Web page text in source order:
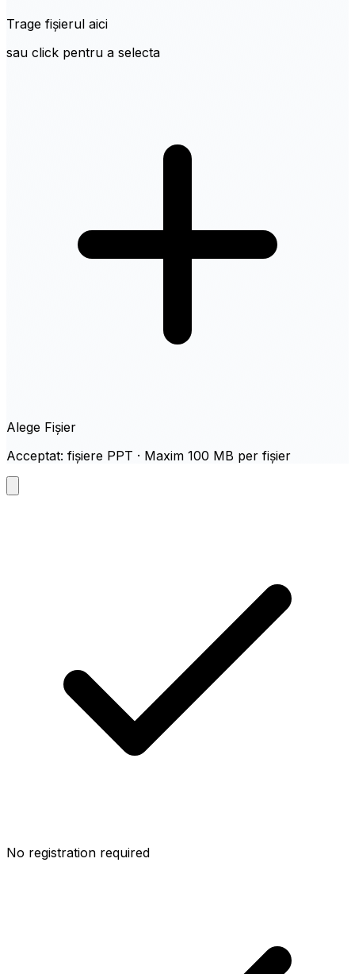
Trage fișierul aici
sau click pentru a selecta
Alege Fișier
Acceptat: fișiere PPT · Maxim 100 MB per fișier
No registration required